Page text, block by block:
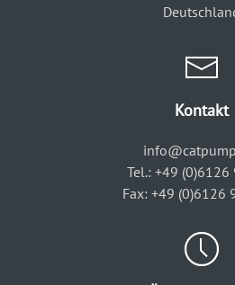
Kontakt
Tel.: +49 (0)6126
Fax: +49 (0)6126